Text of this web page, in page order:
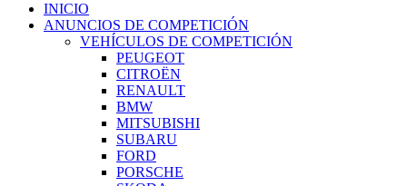
INICIO
ANUNCIOS DE COMPETICIÓN
VEHÍCULOS DE COMPETICIÓN
PEUGEOT
CITROËN
RENAULT
BMW
MITSUBISHI
SUBARU
FORD
PORSCHE